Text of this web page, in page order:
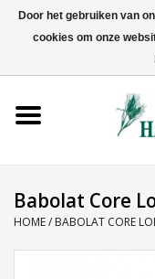
Tenniskleding
Babolat Core
HOME/ BABOLAT CORE
Door het gebruiken van
cookies om onze